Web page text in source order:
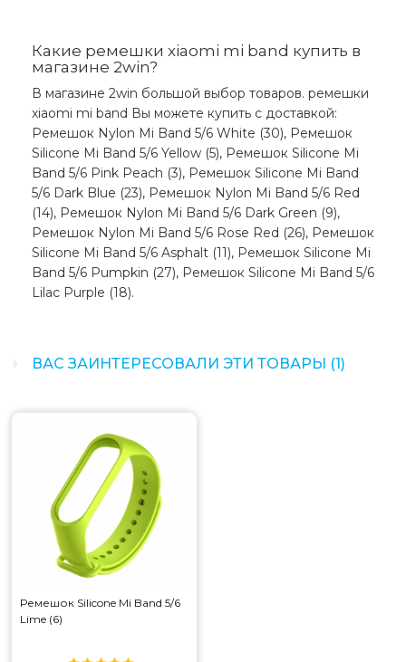
Какие ремешки xiaomi mi band купить в
магазине 2win?
В магазине 2win большой выбор товаров. ремешки
xiaomi mi band Вы можете купить с доставкой:
Ремешок Nylon Mi Band 5/6 White (30), Ремешок
Silicone Mi Band 5/6 Yellow (5), Ремешок Silicone Mi
Band 5/6 Pink Peach (3), Ремешок Silicone Mi Band
5/6 Dark Blue (23), Ремешок Nylon Mi Band 5/6 Red
(14), Ремешок Nylon Mi Band 5/6 Dark Green (9),
Ремешок Nylon Mi Band 5/6 Rose Red (26), Ремешок
Silicone Mi Band 5/6 Asphalt (11), Ремешок Silicone Mi
Band 5/6 Pumpkin (27), Ремешок Silicone Mi Band 5/6
Lilac Purple (18).
ВАС ЗАИНТЕРЕСОВАЛИ ЭТИ ТОВАРЫ (1)
Ремешок Silicone Mi Band 5/6
Lime (6)